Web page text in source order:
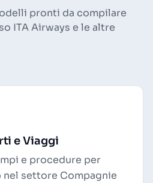
pronti da compilare
ITA Airways e le altre
e Viaggi
e procedure per
settore Compagnie